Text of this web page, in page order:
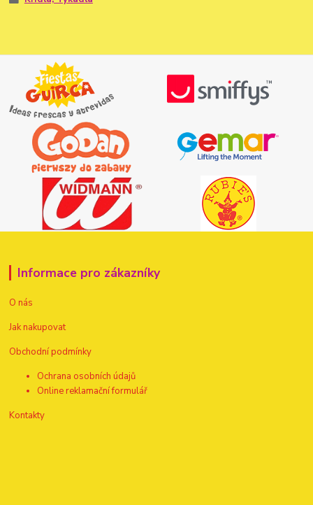
Informace pro zákazníky
O nás
Jak nakupovat
Obchodní podmínky
Ochrana osobních údajů
Online reklamační formulář
Kontakty